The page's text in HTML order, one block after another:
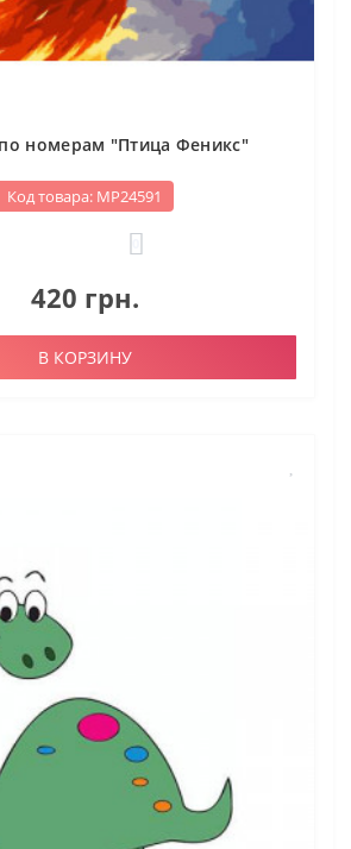
номерам "Птица Феникс"
Код товара: МР24591
420 грн.
В КОРЗИНУ